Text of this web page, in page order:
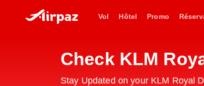
Vol Hôtel Promo
Check KLM
Stay Updated on your KLM Royal